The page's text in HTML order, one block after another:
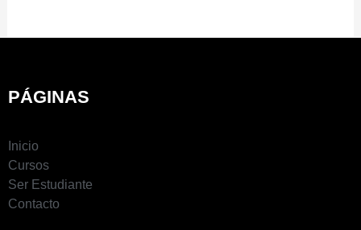
PÁGINAS
Inicio
Cursos
Ser Estudiante
Contacto